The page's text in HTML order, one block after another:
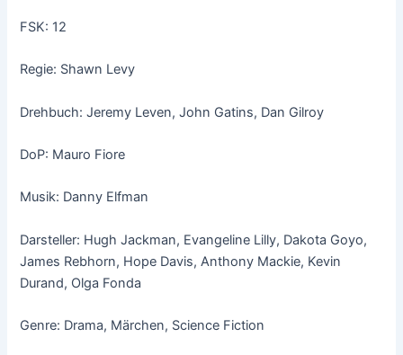
FSK: 12
Regie: Shawn Levy
Drehbuch: Jeremy Leven, John Gatins, Dan Gilroy
DoP: Mauro Fiore
Musik: Danny Elfman
Darsteller: Hugh Jackman, Evangeline Lilly, Dakota Goyo,
James Rebhorn, Hope Davis, Anthony Mackie, Kevin
Durand, Olga Fonda
Genre: Drama, Märchen, Science Fiction